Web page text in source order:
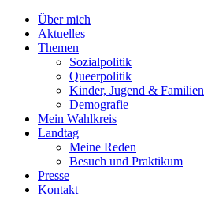
Über mich
Aktuelles
Themen
Sozialpolitik
Queerpolitik
Kinder, Jugend & Familien
Demografie
Mein Wahlkreis
Landtag
Meine Reden
Besuch und Praktikum
Presse
Kontakt